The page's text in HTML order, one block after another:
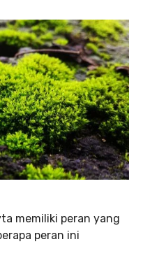
memiliki peran yang
peran ini